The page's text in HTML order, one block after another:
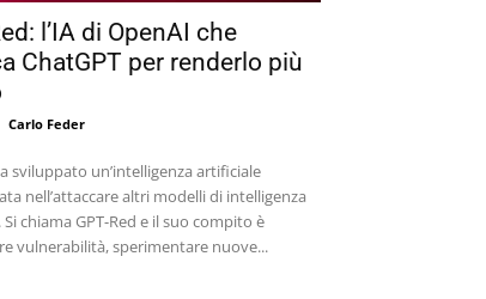
l’IA di OpenAI che
ChatGPT per renderlo più
Carlo Feder
sviluppato un’intelligenza artificiale
nell’attaccare altri modelli di intelligenza
chiama GPT-Red e il suo compito è
vulnerabilità, sperimentare nuove...